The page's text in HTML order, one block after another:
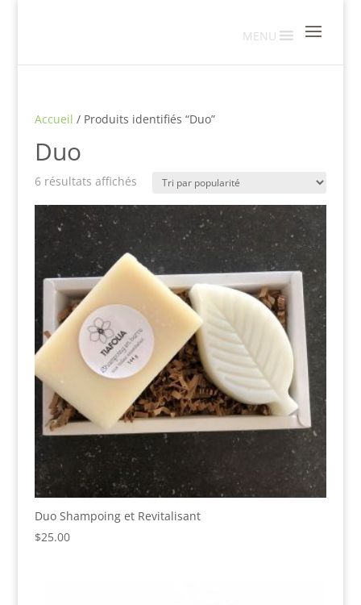
MENU
Accueil / Produits identifiés “Duo”
Duo
6 résultats affichésTrié
popularité
Duo Shampoing et Revitalisant
$25.00